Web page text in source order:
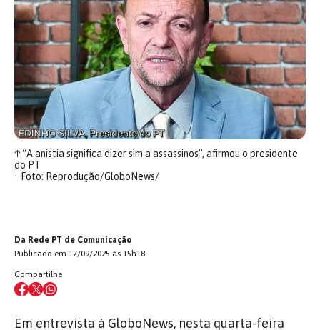
↑“A anistia significa dizer sim a assassinos”, afirmou o presidente
do PT
Foto: Reprodução/GloboNews/
Da Rede PT de Comunicação
Publicado em 17/09/2025 às 15h18
Compartilhe
Em entrevista à GloboNews, nesta quarta-feira